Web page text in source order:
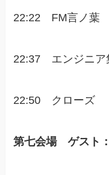
22:22 FM言ノ葉
22:37 エンジニ
22:50 クローズ
第七会場 ゲスト